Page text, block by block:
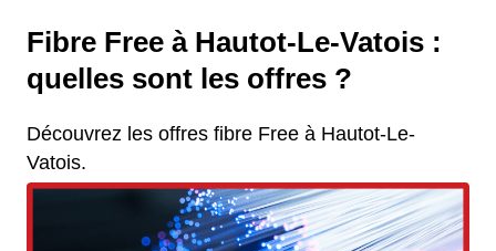
Fibre Free à Hautot-Le-Vatois :
quelles sont les offres ?
Découvrez les offres fibre Free à Hautot-Le-
Vatois.